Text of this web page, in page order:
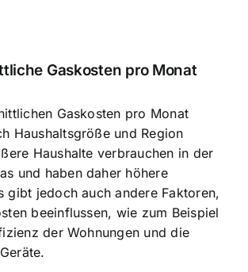
Gaskosten pro Monat
Gaskosten pro Monat
Haushaltsgröße und Region
Haushalte verbrauchen in der
und haben daher höhere
gibt jedoch auch andere Faktoren,
beeinflussen, wie zum Beispiel
der Wohnungen und die